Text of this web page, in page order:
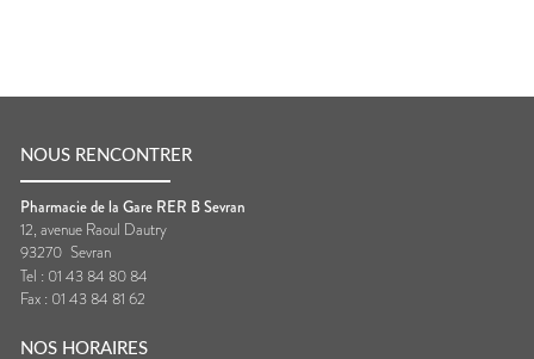
NOUS RENCONTRER
Pharmacie de la Gare RER B Sevran
12, avenue Raoul Dautry
93270 Sevran
Tel : 01 43 84 80 84
Fax : 01 43 84 81 62
NOS HORAIRES